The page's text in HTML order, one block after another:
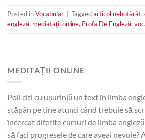
Posted inVocabular Taggedarticol nehotărât,
engleză, mediataţii online, Profa De Engleză,
MEDITAȚII ONLINE
Poți citi cu ușurință un text în limba
stăpân pe tine atunci când trebuie să
încercat diferite cursuri de limba
să faci progresele de care aveai nevoie?